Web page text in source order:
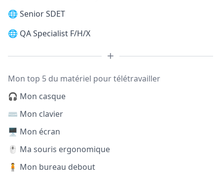
🌐 Senior SDET
🌐 QA Specialist F/H/X
Mon top 5 du matériel pour télétravailler
🎧 Mon casque
⌨️ Mon clavier
🖥️ Mon écran
🖱️ Ma souris ergonomique
🧍 Mon bureau debout